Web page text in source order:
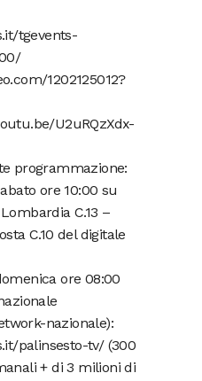
tgevents-
1202125012?
U2uRQzXdx-
programmazione:
ore 10:00 su
C.13 –
C.10 del digitale
ore 08:00
nazionale):
palinsesto-tv/ (300
+ di 3 milioni di